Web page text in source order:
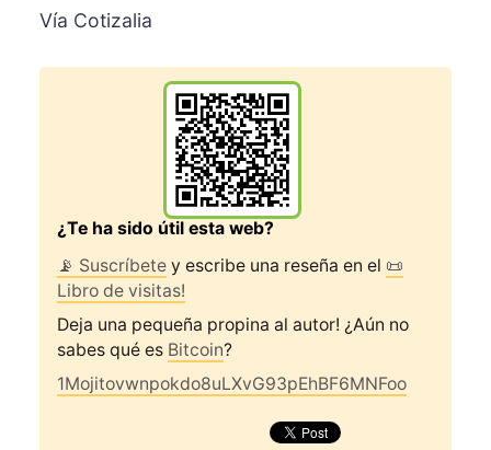
Vía Cotizalia
¿Te ha sido útil esta web?
📡 Suscríbetey escribe una reseña en el 📜
Libro de visitas!
Deja una pequeña propina al autor! ¿Aún no
sabes qué es Bitcoin?
1Mojitovwnpokdo8uLXvG93pEhBF6MNFoo